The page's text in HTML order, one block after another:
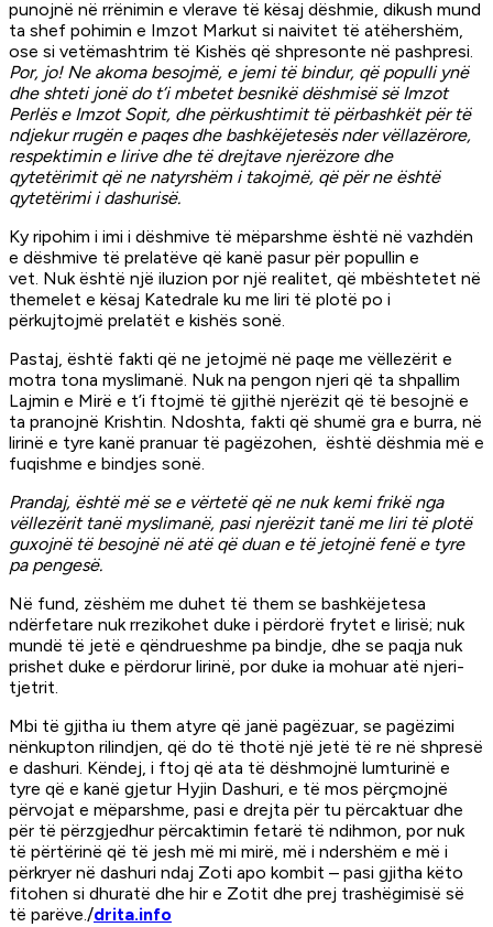
punojnë në rrënimin e vlerave të kësaj dëshmie, dikush mund
ta shef pohimin e Imzot Markut si naivitet të atëhershëm,
ose si vetëmashtrim të Kishës që shpresonte në pashpresi.
Por, jo! Ne akoma besojmë, e jemi të bindur, që populli ynë
dhe shteti jonë do t’i mbetet besnikë dëshmisë së Imzot
Perlës e Imzot Sopit, dhe përkushtimit të përbashkët për të
ndjekur rrugën e paqes dhe bashkëjetesës nder vëllazërore,
respektimin e lirive dhe të drejtave njerëzore dhe
qytetërimit që ne natyrshëm i takojmë, që për ne është
qytetërimi i dashurisë.
Ky ripohim i imi i dëshmive të mëparshme është në vazhdën
e dëshmive të prelatëve që kanë pasur për popullin e
vet. Nuk është një iluzion por një realitet, që mbështetet në
themelet e kësaj Katedrale ku me liri të plotë po i
përkujtojmë prelatët e kishës sonë.
Pastaj, është fakti që ne jetojmë në paqe me vëllezërit e
motra tona myslimanë. Nuk na pengon njeri që ta shpallim
Lajmin e Mirë e t’i ftojmë të gjithë njerëzit që të besojnë e
ta pranojnë Krishtin. Ndoshta, fakti që shumë gra e burra, në
lirinë e tyre kanë pranuar të pagëzohen, është dëshmia më e
fuqishme e bindjes sonë.
Prandaj, është më se e vërtetë që ne nuk kemi frikë nga
vëllezërit tanë myslimanë, pasi njerëzit tanë me liri të plotë
guxojnë të besojnë në atë që duan e të jetojnë fenë e tyre
pa pengesë.
Në fund, zëshëm me duhet të them se bashkëjetesa
ndërfetare nuk rrezikohet duke i përdorë frytet e lirisë; nuk
mundë të jetë e qëndrueshme pa bindje, dhe se paqja nuk
prishet duke e përdorur lirinë, por duke ia mohuar atë njeri-
tjetrit.
Mbi të gjitha iu them atyre që janë pagëzuar, se pagëzimi
nënkupton rilindjen, që do të thotë një jetë të re në shpresë
e dashuri. Këndej, i ftoj që ata të dëshmojnë lumturinë e
tyre që e kanë gjetur Hyjin Dashuri, e të mos përçmojnë
përvojat e mëparshme, pasi e drejta për tu përcaktuar dhe
për të përzgjedhur përcaktimin fetarë të ndihmon, por nuk
të përtërinë që të jesh më mi mirë, më i ndershëm e më i
përkryer në dashuri ndaj Zoti apo kombit – pasi gjitha këto
fitohen si dhuratë dhe hir e Zotit dhe prej trashëgimisë së
të parëve./drita.info